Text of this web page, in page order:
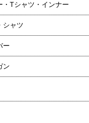
・Tシャツ・インナー
シャツ
ー
ン